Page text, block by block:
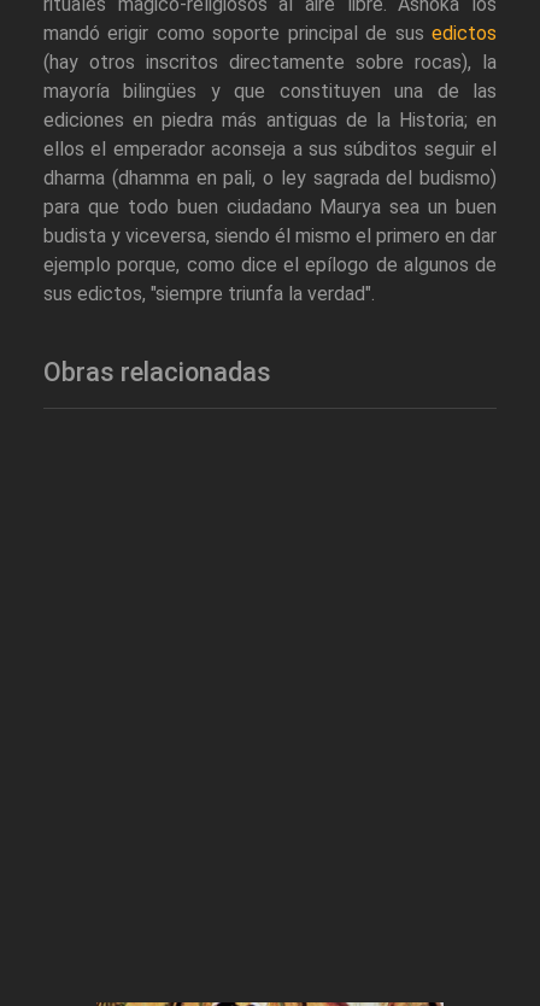
rituales mágico-religiosos al aire libre. Ashoka los
mandó erigir como soporte principal de sus edictos
(hay otros inscritos directamente sobre rocas), la
mayoría bilingües y que constituyen una de las
ediciones en piedra más antiguas de la Historia; en
ellos el emperador aconseja a sus súbditos seguir el
dharma (dhamma en pali, o ley sagrada del budismo)
para que todo buen ciudadano Maurya sea un buen
budista y viceversa, siendo él mismo el primero en dar
ejemplo porque, como dice el epílogo de algunos de
sus edictos, "siempre triunfa la verdad".
Obras relacionadas